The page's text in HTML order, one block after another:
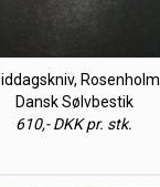
Rosenholm
Dansk Sølvbestik
610,- DKK pr. stk.